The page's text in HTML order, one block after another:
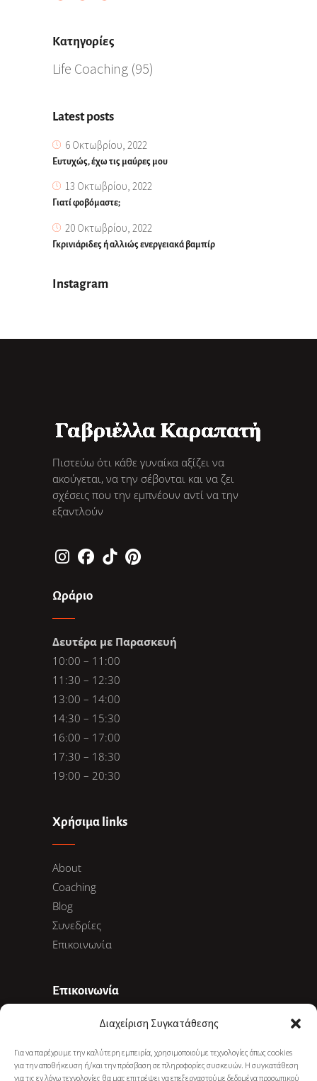
Διαχείριση Συγκατάθεσης
Για να παρέχουμε την καλύτερη εμπειρία, χρησιμοποιούμε τεχνολογίες όπως cookies
για την αποθήκευση ή/και την πρόσβαση σε πληροφορίες συσκευών. Η συγκατάθεση
για τις εν λόγω τεχνολογίες θα μας επιτρέψει να επεξεργαστούμε δεδομένα προσωπικού
Kατηγορίες
Life Coaching (95)
Latest posts
6 Οκτωβρίου, 2022
Ευτυχώς, έχω τις μαύρες μου
13 Οκτωβρίου, 2022
Γιατί φοβόμαστε;
20 Οκτωβρίου, 2022
Γκρινιάριδες ή αλλιώς ενεργειακά βαμπίρ
Instagram
Πιστεύω ότι κάθε γυναίκα αξίζει να
ακούγεται, να την σέβονται και να ζει
σχέσεις που την εμπνέουν αντί να την
εξαντλούν
Ωράριο
Δευτέρα με Παρασκευή
10:00 – 11:00
11:30 – 12:30
13:00 – 14:00
14:30 – 15:30
16:00 – 17:00
17:30 – 18:30
19:00 – 20:30
Χρήσιμα links
About
Coaching
Blog
Συνεδρίες
Επικοινωνία
Επικοινωνία
+30 6977 281 886
info@gkarapati.gr